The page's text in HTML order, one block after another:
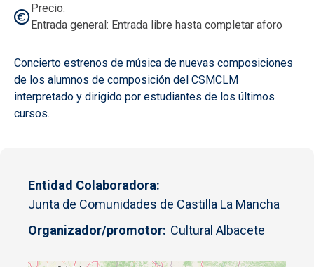
Precio
Entrada general: Entrada libre hasta completar aforo
Concierto estrenos de música de nuevas composiciones
de los alumnos de composición del CSMCLM
interpretado y dirigido por estudiantes de los últimos
cursos.
Entidad Colaboradora
Junta de Comunidades de Castilla La Mancha
Organizador/promotor Cultural Albacete